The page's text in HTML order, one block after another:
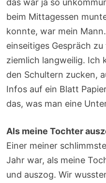
beim Mittagessen
konnte, war mein
einseitiges Gespräch
ziemlich langweilig. Ich
den Schultern zucken,
Infos auf ein Blatt
das, was man eine
Als meine Tochter
Einer meiner
Jahr war, als meine
und auszog. Wir